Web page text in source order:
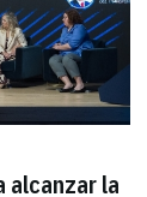
alcanzar la